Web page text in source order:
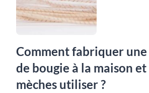
Comment fabriquer une
de bougie à la maison
mèches utiliser ?